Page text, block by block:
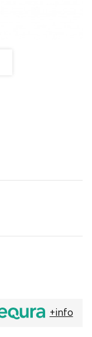
+info